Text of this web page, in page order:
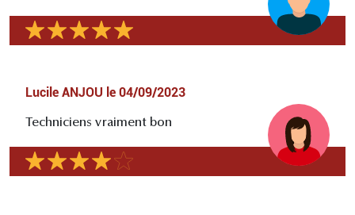
Lucile ANJOU le 04/09/2023
Techniciens vraiment bon